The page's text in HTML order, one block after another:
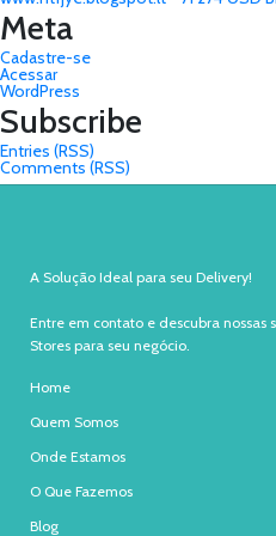
Meta
Cadastre-se
Acessar
WordPress
Subscribe
Entries (RSS)
Comments (RSS)
A Solução Ideal para seu Delivery!
Entre em contato e descubra nossas
Stores para seu negócio.
Home
Quem Somos
Onde Estamos
O Que Fazemos
Blog